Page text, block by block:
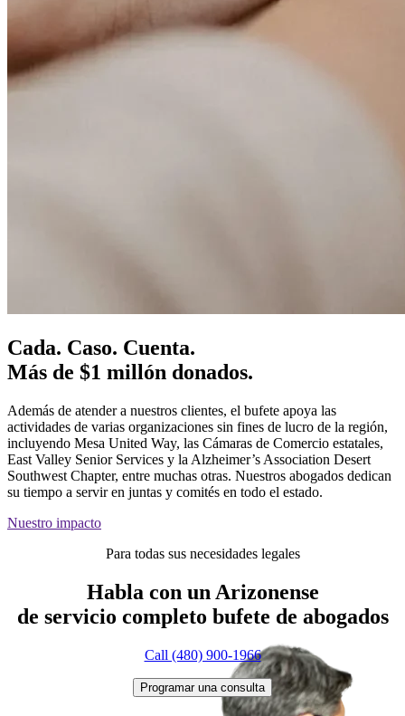
Cada. Caso. Cuenta.
Más de $1 millón donados.
Además de atender a nuestros clientes, el bufete apoya las
actividades de varias organizaciones sin fines de lucro de la región,
incluyendo Mesa United Way, las Cámaras de Comercio estatales,
East Valley Senior Services y la Alzheimer’s Association Desert
Southwest Chapter, entre muchas otras. Nuestros abogados dedican
su tiempo a servir en juntas y comités en todo el estado.
Nuestro impacto
Para todas sus necesidades legales
Habla con un Arizonense
de servicio completo bufete de abogados
Call (480) 900-1966
Programar una consulta